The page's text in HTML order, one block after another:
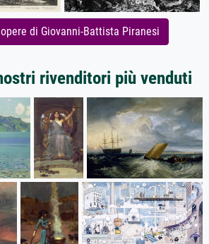
di Giovanni-Battista Piranesi
rivenditori più venduti